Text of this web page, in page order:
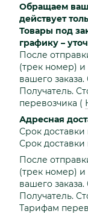
Обращаем
действует
Товары под
графику –
После
(трек номер)
вашего
Получатель.
перевозчика (
Адресная
Срок доставки
Срок доставки
После
(трек номер)
вашего
Получатель.
Тарифам